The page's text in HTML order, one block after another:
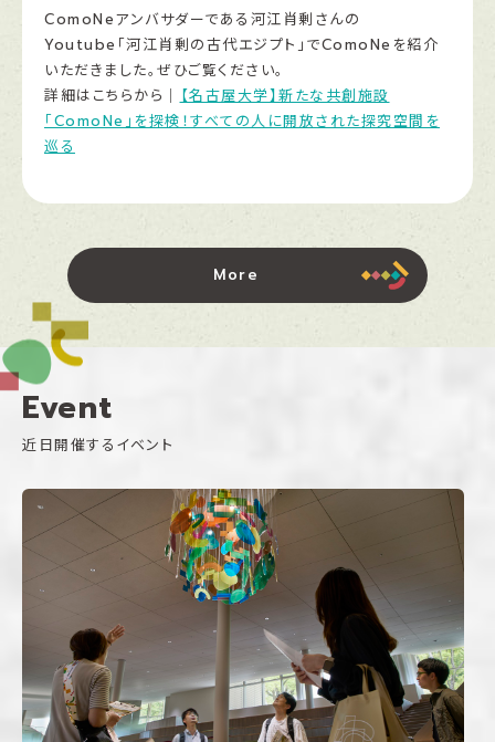
ComoNeアンバサダーである河江肖剰さんの
Youtube「河江肖剰の古代エジプト」でComoNeを紹介
いただきました。ぜひご覧ください。
詳細はこちらから｜ 【名古屋大学】新たな共創施設
「ComoNe」を探検！すべての人に開放された探究空間を
巡る
More
Event
近日開催するイベント